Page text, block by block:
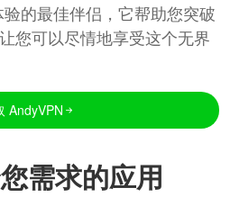
的最佳伴侣，它帮助您突破
您可以尽情地享受这个无界
AndyVPN
需求的应用